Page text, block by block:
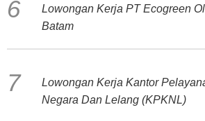
Lowongan Kerja PT Ecogreen
Batam
Lowongan Kerja Kantor
Negara Dan Lelang (KPKNL)